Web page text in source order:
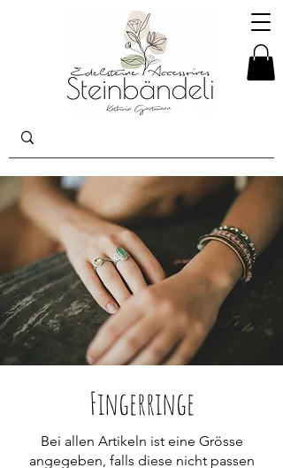
Fingerringe
Bei allen Artikeln ist eine Grösse
angegeben, falls diese nicht passen